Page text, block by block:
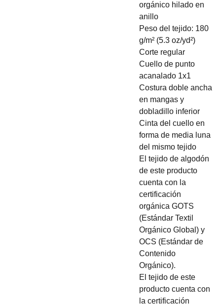
orgánico hilado en
anillo
Peso del tejido: 180
g/m² (5.3 oz/yd²)
Corte regular
Cuello de punto
acanalado 1x1
Costura doble ancha
en mangas y
dobladillo inferior
Cinta del cuello en
forma de media luna
del mismo tejido
El tejido de algodón
de este producto
cuenta con la
certificación
orgánica GOTS
(Estándar Textil
Orgánico Global) y
OCS (Estándar de
Contenido
Orgánico).
El tejido de este
producto cuenta con
la certificación